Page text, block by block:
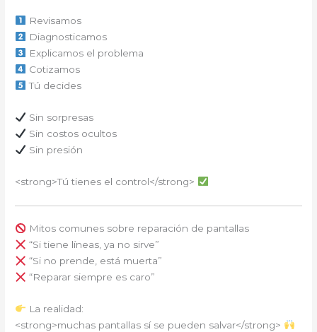
Revisamos
Diagnosticamos
Explicamos el problema
Cotizamos
Tú decides
Sin sorpresas
Sin costos ocultos
Sin presión
<strong>Tú tienes el control</strong>
Mitos comunes sobre reparación de pantallas
“Si tiene líneas, ya no sirve”
“Si no prende, está muerta”
“Reparar siempre es caro”
La realidad:
<strong>muchas pantallas sí se pueden salvar</strong>